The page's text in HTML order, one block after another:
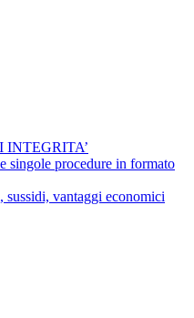
INTEGRITA’
singole procedure in formato
vantaggi economici